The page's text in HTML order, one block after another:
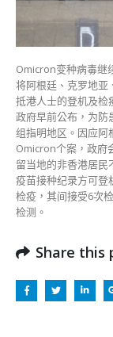
港
人
来
港〉
中
Omicron变种病毒继
将阿根廷、克罗地亚
抵港人士的登机及检
政府早前公布，为防
组指明地区。因应阿
Omicron个案，政府
留当地的非香港居
疫苗接种纪录方可登
检疫，其间接受6次
检测。
Share this